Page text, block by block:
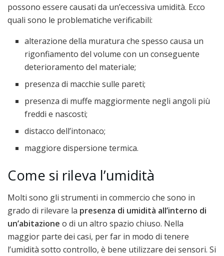
possono essere causati da un’eccessiva umidità. Ecco
quali sono le problematiche verificabili:
alterazione della muratura che spesso causa un
rigonfiamento del volume con un conseguente
deterioramento del materiale;
presenza di macchie sulle pareti;
presenza di muffe maggiormente negli angoli più
freddi e nascosti;
distacco dell’intonaco;
maggiore dispersione termica.
Come si rileva l’umidità
Molti sono gli strumenti in commercio che sono in
grado di rilevare la presenza di umidità all’interno di
un’abitazione o di un altro spazio chiuso. Nella
maggior parte dei casi, per far in modo di tenere
l’umidità sotto controllo, è bene utilizzare dei sensori. Si